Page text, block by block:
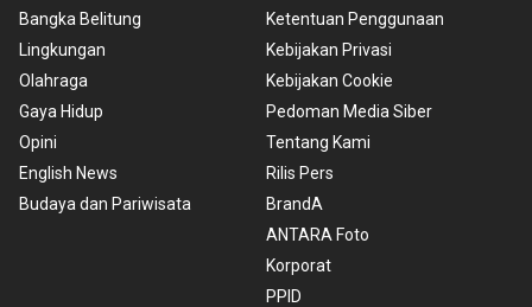
Bangka Belitung
Lingkungan
Olahraga
Gaya Hidup
Opini
English News
Budaya dan Pariwisata
Ketentuan Penggunaan
Kebijakan Privasi
Kebijakan Cookie
Pedoman Media Siber
Tentang Kami
Rilis Pers
BrandA
ANTARA Foto
Korporat
PPID